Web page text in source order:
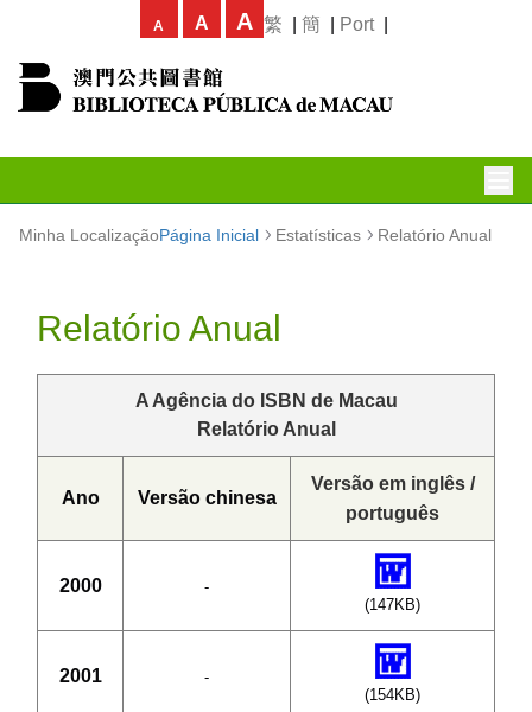
A A A 繁 簡 Port|
Minha LocalizaçãoPágina Inicial Estatísticas Relatório Anual
Relatório Anual
A Agência do ISBN de Macau
Relatório Anual
Ano Versão chinesa
Versão em inglês /
português
2000
-
(147KB)
2001
-
(154KB)